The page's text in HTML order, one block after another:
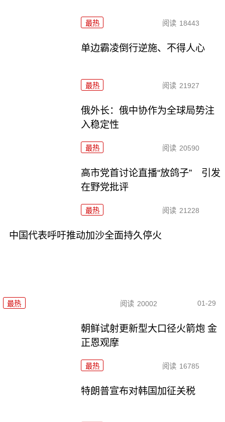
最热 阅读 18443
单边霸凌倒行逆施、不得人心
最热 阅读 21927
俄外长：俄中协作为全球局势注
入稳定性
最热 阅读 20590
高市党首讨论直播“放鸽子” 引发
在野党批评
最热 阅读 21228
中国代表呼吁推动加沙全面持久停火
最热 阅读 20002 01-29
朝鲜试射更新型大口径火箭炮 金
正恩观摩
最热 阅读 16785
特朗普宣布对韩国加征关税